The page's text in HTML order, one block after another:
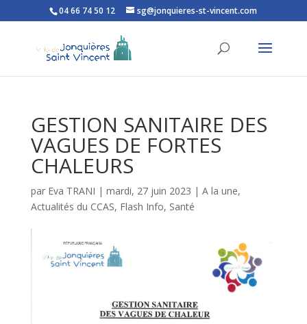
Ouvrir la barre d’outils
04 66 74 50 12 sg@jonquieres-st-vincent.com
GESTION SANITAIRE DES
VAGUES DE FORTES
CHALEURS
par Eva TRANI | mardi, 27 juin 2023 | A la une,
Actualités du CCAS, Flash Info, Santé